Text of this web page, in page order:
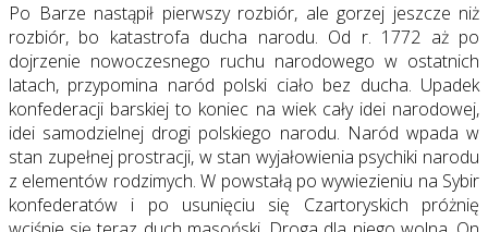
Po Barze nastąpił pierwszy rozbiór, ale gorzej jeszcze niż
rozbiór, bo katastrofa ducha narodu. Od r. 1772 aż po
dojrzenie nowoczesnego ruchu narodowego w ostatnich
latach, przypomina naród polski ciało bez ducha. Upadek
konfederacji barskiej to koniec na wiek cały idei narodowej,
idei samodzielnej drogi polskiego narodu. Naród wpada w
stan zupełnej prostracji, w stan wyjałowienia psychiki narodu
z elementów rodzimych. W powstałą po wywiezieniu na Sybir
konfederatów i po usunięciu się Czartoryskich próżnię